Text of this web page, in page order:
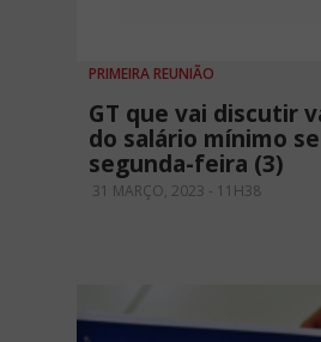
PRIMEIRA REUNIÃO
GT que vai discutir
do salário mínimo
segunda-feira (3)
31 MARÇO, 2023 - 11H38